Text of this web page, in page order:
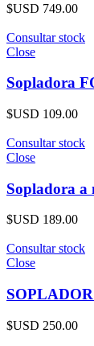
$USD 749.00
Consultar stock
Close
Sopladora
$USD 109.00
Consultar stock
Close
Sopladora a
$USD 189.00
Consultar stock
Close
$USD 250.00